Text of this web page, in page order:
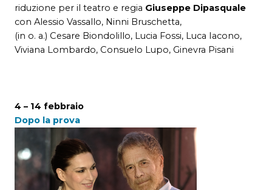
riduzione per il teatro e regia Giuseppe Dipasquale
con Alessio Vassallo, Ninni Bruschetta,
(in o. a.) Cesare Biondolillo, Lucia Fossi, Luca Iacono,
Viviana Lombardo, Consuelo Lupo, Ginevra Pisani
4 – 14 febbraio
Dopo la prova